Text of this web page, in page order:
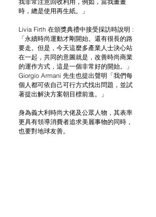
時，總是使用再生紙。」
Livia Firth 在頒獎典禮中接受採訪時說明 :
「永續時尚運動才剛開始。還有很長的路
要走。但是，今天這麼多產業人士決心站
在一起，共同的意圖就是，改善時尚商業
的運作方式，這是一個非常好的開始。」
Giorgio Armani 先生也提出聲明「我們每
個人都可依自己可行方式找出問題，並試
著提出解決方案朝目標前進。」
身為義大利時尚大佬及公眾人物，其表率
更具有領導消費者追求美麗事物的同時，
也要對地球友善。